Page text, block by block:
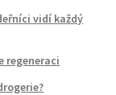
vidí každý
regeneraci